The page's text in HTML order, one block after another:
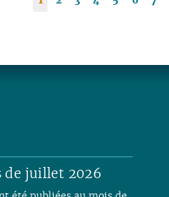
de juillet 2026